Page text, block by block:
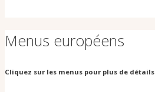
Menus européens
Cliquez sur les menus pour plus de détails